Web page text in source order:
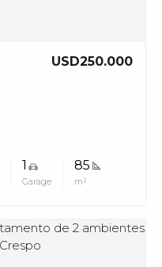
USD250.000
1
Garage
85
m²